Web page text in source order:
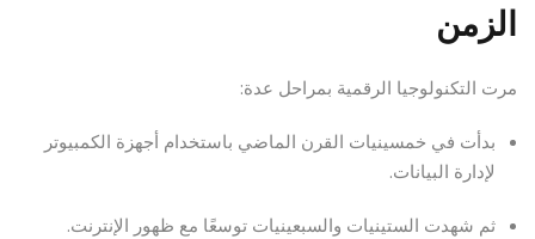
الزمن
مرت التكنولوجيا الرقمية بمراحل عدة:
بدأت في خمسينيات القرن الماضي باستخدام أجهزة الكمبيوتر
لإدارة البيانات.
ثم شهدت الستينيات والسبعينيات توسعًا مع ظهور الإنترنت.